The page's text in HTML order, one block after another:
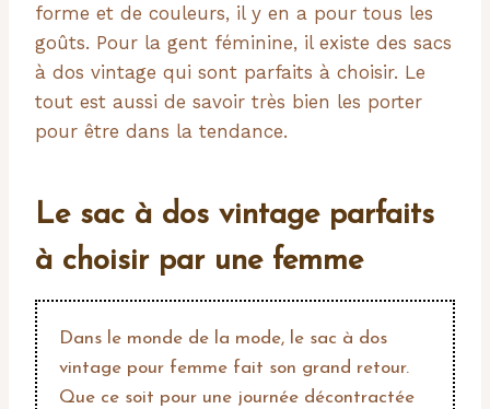
forme et de couleurs, il y en a pour tous les
goûts. Pour la gent féminine, il existe des sacs
à dos vintage qui sont parfaits à choisir. Le
tout est aussi de savoir très bien les porter
pour être dans la tendance.
Le sac à dos vintage parfaits
à choisir par une femme
Dans le monde de la mode, le sac à dos
vintage pour femme fait son grand retour.
Que ce soit pour une journée décontractée